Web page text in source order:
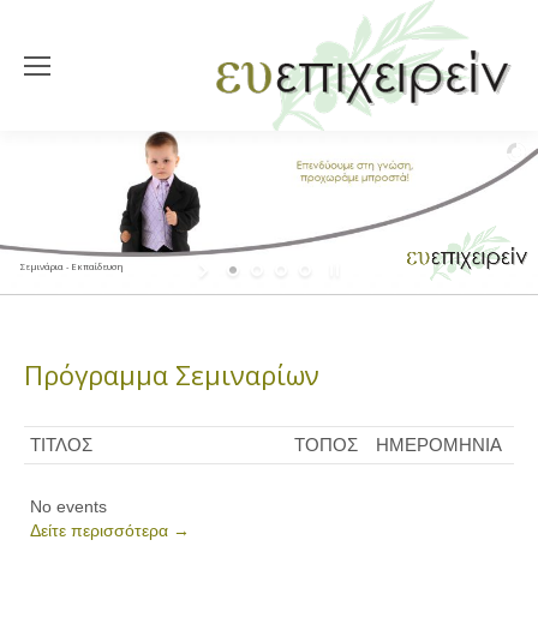
Σεμινάρια - Εκπαίδευση
Πρόγραμμα Σεμιναρίων
ΤΙΤΛΟΣ ΤΟΠΟΣ ΗΜΕΡΟΜΗΝΙΑ
No events
Δείτε περισσότερα →